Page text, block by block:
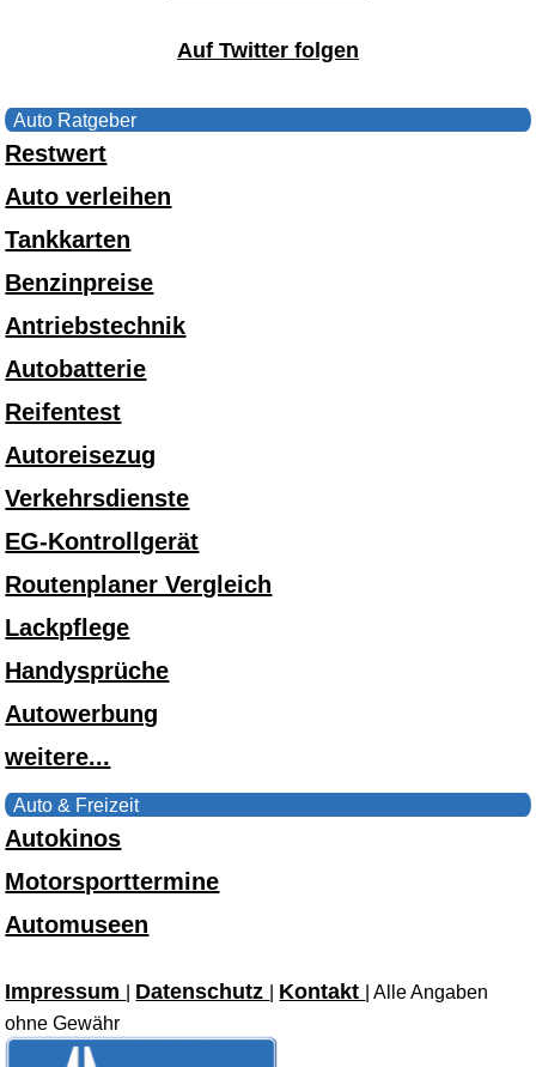
Auf Twitter folgen
Auto Ratgeber
Restwert
Auto verleihen
Tankkarten
Benzinpreise
Antriebstechnik
Autobatterie
Reifentest
Autoreisezug
Verkehrsdienste
EG-Kontrollgerät
Routenplaner Vergleich
Lackpflege
Handysprüche
Autowerbung
weitere...
Auto & Freizeit
Autokinos
Motorsporttermine
Automuseen
Impressum Datenschutz Kontakt
| Alle Angaben
ohne Gewähr